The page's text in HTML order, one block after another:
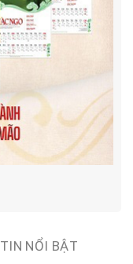
TIN NỔI BẬT